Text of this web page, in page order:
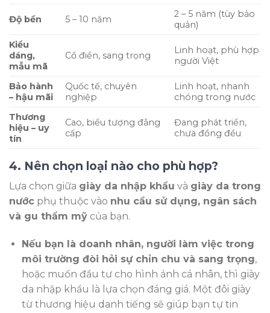
Độ bền 5 – 10 năm
2 – 5 năm (tùy bảo
quản)
Kiểu
dáng,
mẫu mã
Cổ điển, sang trọng
Linh hoạt, phù hợp
người Việt
Bảo hành
– hậu mãi
Quốc tế, chuyên
nghiệp
Linh hoạt, nhanh
chóng trong nước
Thương
hiệu – uy
tín
Cao, biểu tượng đẳng
cấp
Đang phát triển,
chưa đồng đều
4. Nên chọn loại nào cho phù hợp?
Lựa chọn giữa giày da nhập khẩu và giày da trong
nước phụ thuộc vào nhu cầu sử dụng, ngân sách
và gu thẩm mỹ của bạn.
Nếu bạn là doanh nhân, người làm việc trong
môi trường đòi hỏi sự chỉn chu và sang trọng,
hoặc muốn đầu tư cho hình ảnh cá nhân, thì giày
da nhập khẩu là lựa chọn đáng giá. Một đôi giày
từ thương hiệu danh tiếng sẽ giúp bạn tự tin